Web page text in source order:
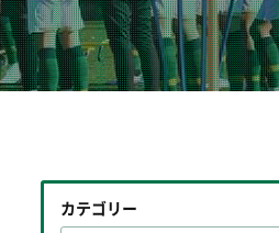
カテゴリー